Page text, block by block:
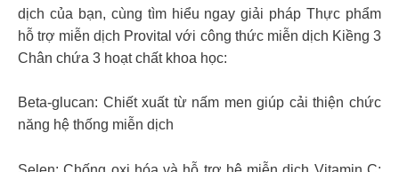
dịch của bạn, cùng tìm hiểu ngay giải pháp Thực phẩm
hỗ trợ miễn dịch Provital với công thức miễn dịch Kiềng 3
Chân chứa 3 hoạt chất khoa học:
Beta-glucan: Chiết xuất từ nấm men giúp cải thiện chức
năng hệ thống miễn dịch